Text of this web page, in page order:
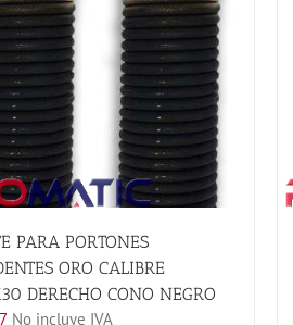
PARA PORTONES
ORO CALIBRE
DERECHO CONO NEGRO
No incluye IVA